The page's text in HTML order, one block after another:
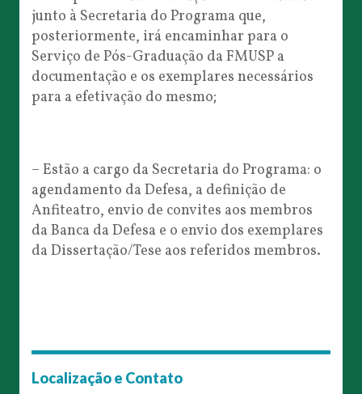
junto à Secretaria do Programa que,
posteriormente, irá encaminhar para o
Serviço de Pós-Graduação da FMUSP a
documentação e os exemplares necessários
para a efetivação do mesmo;
– Estão a cargo da Secretaria do Programa: o
agendamento da Defesa, a definição de
Anfiteatro, envio de convites aos membros
da Banca da Defesa e o envio dos exemplares
da Dissertação/Tese aos referidos membros.
Localização e Contato